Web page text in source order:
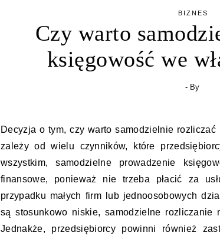
BIZNES
Czy warto
księgowość we
- By
Decyzja o tym, czy warto samodzielnie
zależy od wielu czynników, które
wszystkim, samodzielne prowadzenie
finansowe, ponieważ nie trzeba płacić za
przypadku małych firm lub jednoosobowych
są stosunkowo niskie, samodzielne rozliczanie
Jednakże, przedsiębiorcy powinni również